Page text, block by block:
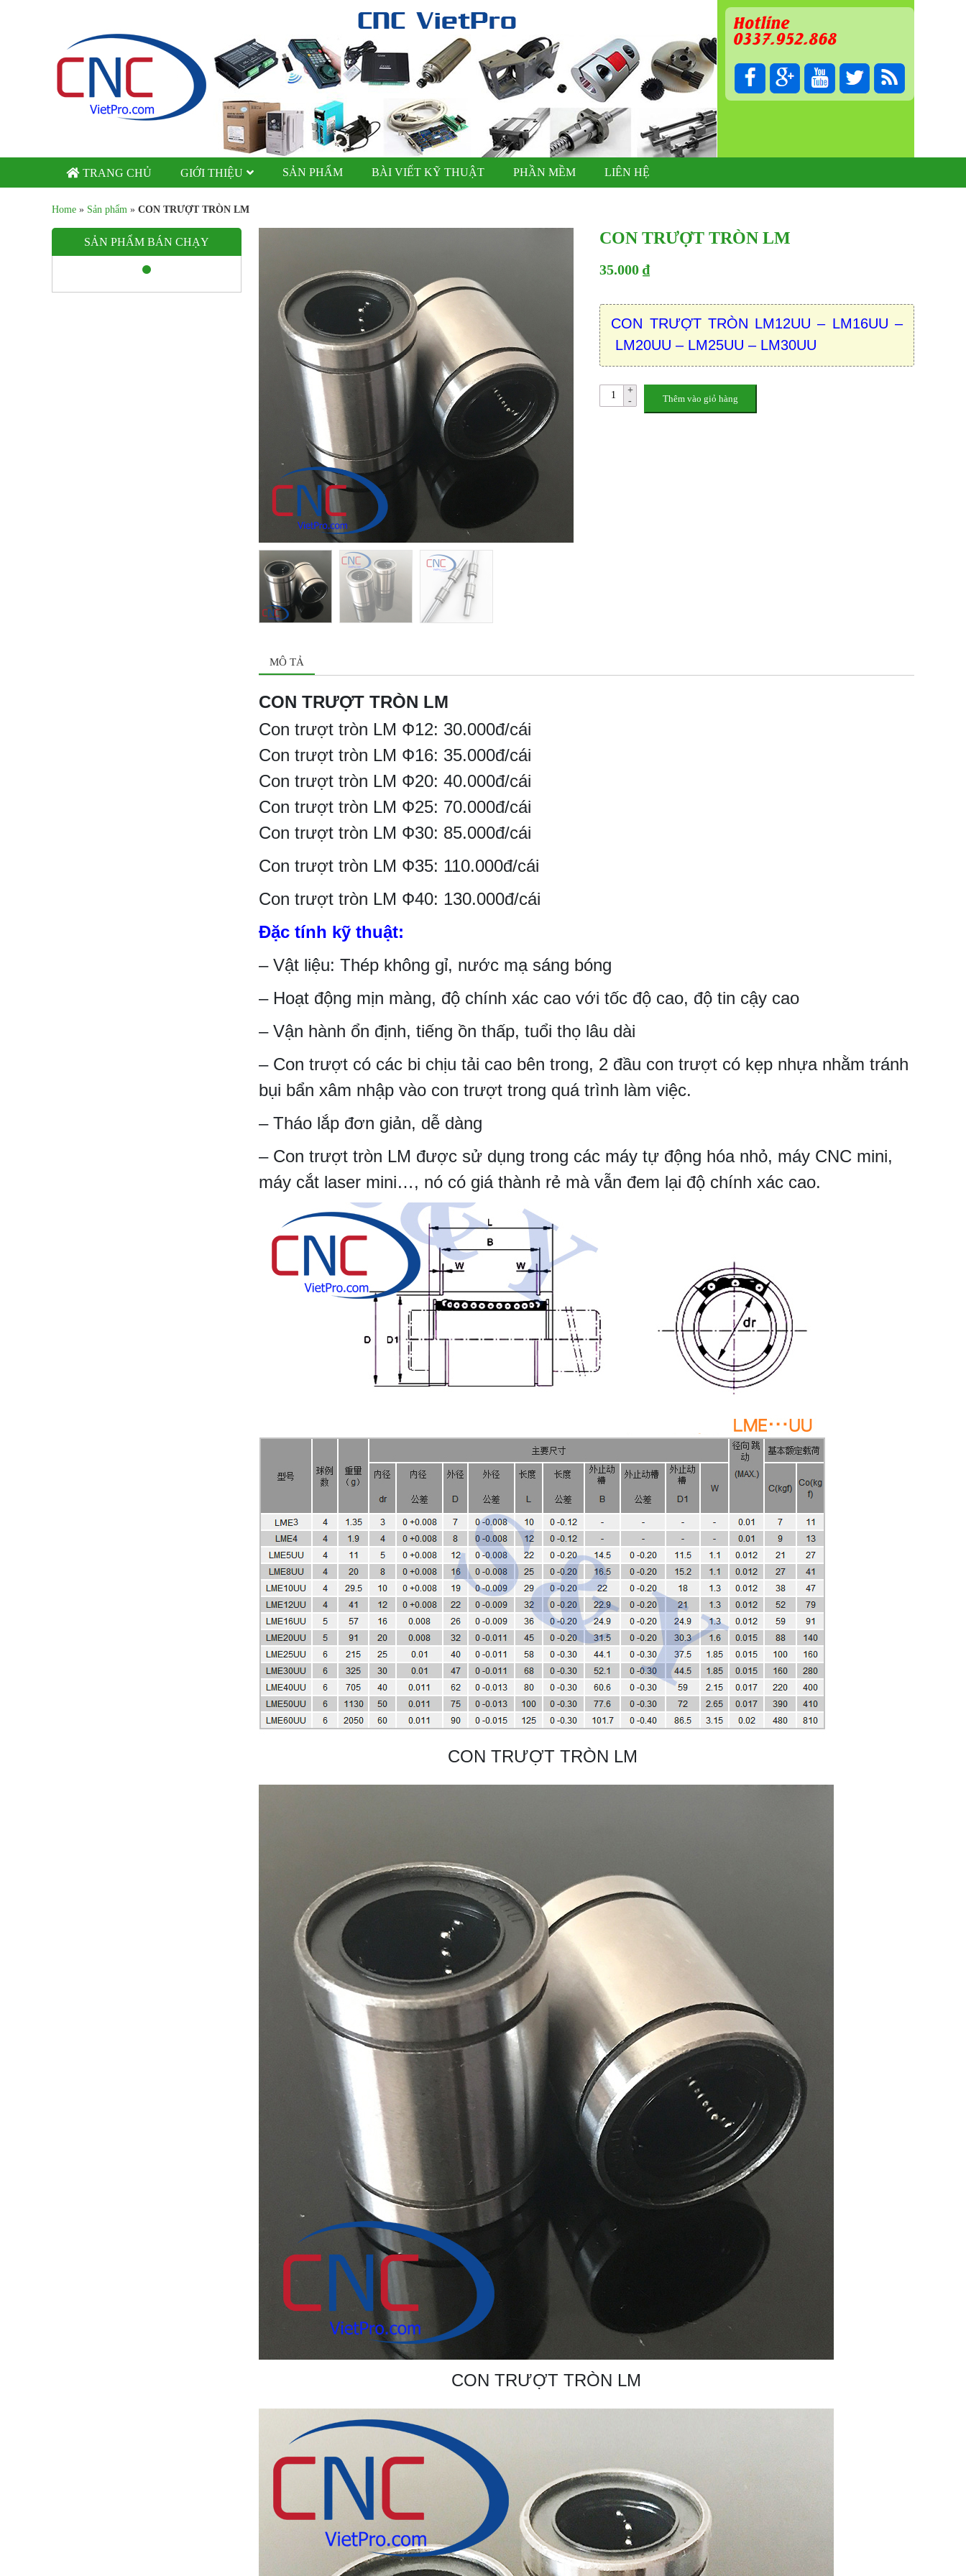
Hotline
0337.952.868
TRANG CHỦ GIỚI THIỆU SẢN PHẨM BÀI VIẾT KỸ THUẬT PHẦN MỀM LIÊN HỆ
Home » Sản phẩm » CON TRƯỢT TRÒN LM
CON TRƯỢT TRÒN LM
35.000 ₫
CON TRƯỢT TRÒN LM12UU – LM16UU –
LM20UU – LM25UU – LM30UU
Thêm vào giỏ hàng
MÔ TẢ
CON TRƯỢT TRÒN LM
Con trượt tròn LM Ф12: 30.000đ/cái
Con trượt tròn LM Ф16: 35.000đ/cái
Con trượt tròn LM Ф20: 40.000đ/cái
Con trượt tròn LM Ф25: 70.000đ/cái
Con trượt tròn LM Ф30: 85.000đ/cái
Con trượt tròn LM Ф35: 110.000đ/cái
Con trượt tròn LM Ф40: 130.000đ/cái
Đặc tính kỹ thuật:
– Vật liệu: Thép không gỉ, nước mạ sáng bóng
– Hoạt động mịn màng, độ chính xác cao với tốc độ cao, độ tin cậy cao
– Vận hành ổn định, tiếng ồn thấp, tuổi thọ lâu dài
– Con trượt có các bi chịu tải cao bên trong, 2 đầu con trượt có kẹp nhựa nhằm tránh
bụi bẩn xâm nhập vào con trượt trong quá trình làm việc.
– Tháo lắp đơn giản, dễ dàng
– Con trượt tròn LM được sử dụng trong các máy tự động hóa nhỏ, máy CNC mini,
máy cắt laser mini…, nó có giá thành rẻ mà vẫn đem lại độ chính xác cao.
CON TRƯỢT TRÒN LM
CON TRƯỢT TRÒN LM
SẢN PHẨM BÁN CHẠY